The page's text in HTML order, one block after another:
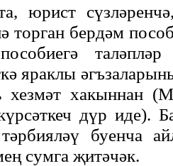
юрист
торган бердәм
таләпләр
яраклы
хезмәт хакыннан
дүр иде).
буенча
сумга җитәчәк.